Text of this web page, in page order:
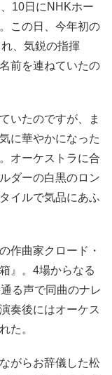
10日にNHKホー
この日、今年初の
、気鋭の指揮
前を連ねていたの
いたのですが、ま
に華やかになった
オーケストラに合
ダーの白黒のロン
イルで気品にあふ
作曲家クロード・
』。4場からなる
る声で同曲のナレ
奏後にはオーケス
た。
がらお辞儀した松